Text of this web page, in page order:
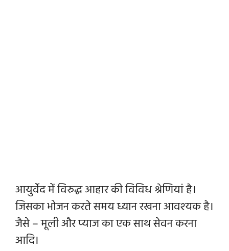
आयुर्वेद में विरुद्ध आहार की विविध श्रेणियां है।
जिसका भोजन करते समय ध्यान रखना आवश्यक है।
जैसे – मूली और प्याज का एक साथ सेवन करना
आदि।